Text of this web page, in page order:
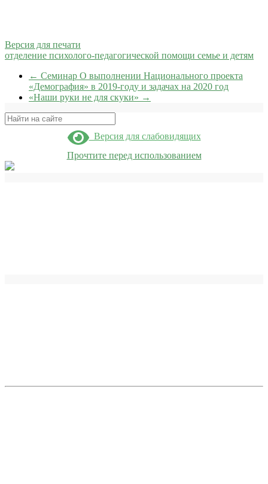
Версия для печати
отделение психолого-педагогической помощи семье и детям
← Семинар О выполнении Национального проекта
«Демография» в 2019-году и задачах на 2020 год
«Наши руки не для скуки» →
Поиск
Версия для слабовидящих
Прочтите перед использованием